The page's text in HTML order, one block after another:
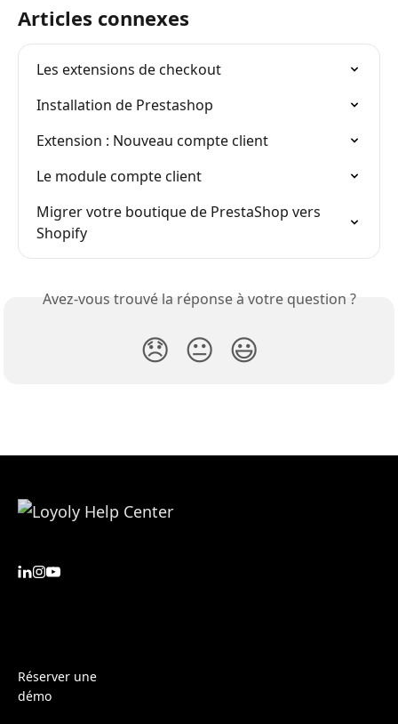
Articles connexes
Les extensions de checkout
Installation de Prestashop
Extension : Nouveau compte client
Le module compte client
Migrer votre boutique de PrestaShop vers
Shopify
Avez-vous trouvé la réponse à votre question ?
😞 😐 😃
Réserver une
démo